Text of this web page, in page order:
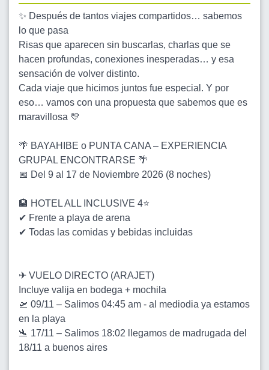
✨ Después de tantos viajes compartidos… sabemos
lo que pasa
Risas que aparecen sin buscarlas, charlas que se
hacen profundas, conexiones inesperadas… y esa
sensación de volver distinto.
Cada viaje que hicimos juntos fue especial. Y por
eso… vamos con una propuesta que sabemos que es
maravillosa 💛
🌴 BAYAHIBE o PUNTA CANA – EXPERIENCIA
GRUPAL ENCONTRARSE 🌴
📅 Del 9 al 17 de Noviembre 2026 (8 noches)
🏨 HOTEL ALL INCLUSIVE 4⭐
✔ Frente a playa de arena
✔ Todas las comidas y bebidas incluidas
✈ VUELO DIRECTO (ARAJET)
Incluye valija en bodega + mochila
🛫 09/11 – Salimos 04:45 am - al mediodia ya estamos
en la playa
🛬 17/11 – Salimos 18:02 llegamos de madrugada del
18/11 a buenos aires